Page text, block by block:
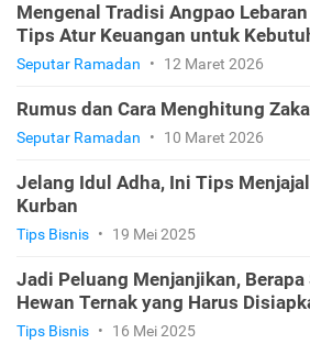
Mengenal Tradisi Angpao
Tips Atur Keuangan untuk
Seputar Ramadan • 12 Maret 2026
Rumus dan Cara Menghitung
Seputar Ramadan • 10 Maret 2026
Jelang Idul Adha, Ini Tips
Kurban
Tips Bisnis • 19 Mei 2025
Jadi Peluang Menjanjikan,
Hewan Ternak yang Harus
Tips Bisnis • 16 Mei 2025